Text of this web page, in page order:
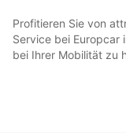
Profitieren Sie von
Service bei Europcar
bei Ihrer Mobilität zu